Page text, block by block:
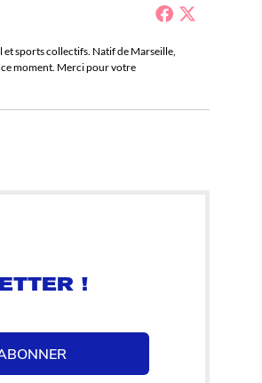
sports collectifs. Natif de Marseille,
moment. Merci pour votre